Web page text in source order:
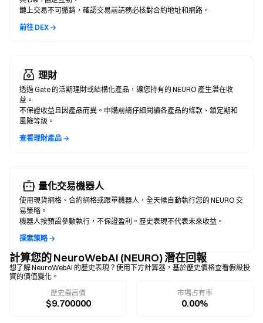
鏈上交易不可撤銷，確認交易前請務必核對合約地址和網路。
前往 DEX →
理財
透過 Gate 的活期理財或結構化產品，讓您持有的 NEURO 產生潛在收
益。
不保證收益且因產品而異。申購前請仔細閱讀各產品的條款、鎖定期和
風險等級。
查看理財產品 →
量化交易機器人
使用現貨網格、合約網格或跟單機器人，全天候自動執行您的 NEURO 交
易策略。
機器人按預設參數執行，不保證盈利。歷史表現不代表未來收益。
探索策略 →
計算您的 NeuroWebAI (NEURO) 潛在回報
想了解 NeuroWebAI 的歷史表現？使用下方計算器，基於歷史價格查看假設投
資的價值變化。
歷史最高價
$9.700000
市場占有率
0.00%